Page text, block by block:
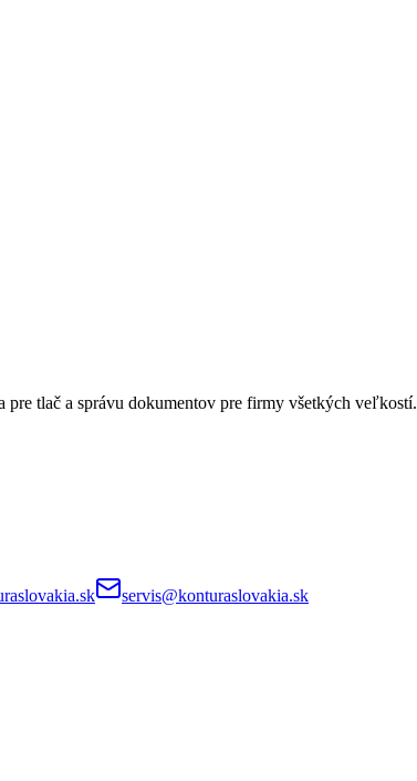
pre tlač a správu dokumentov pre firmy všetkých veľkostí.
servis@konturaslovakia.sk